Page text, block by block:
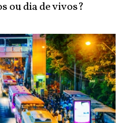
ou dia de vivos?